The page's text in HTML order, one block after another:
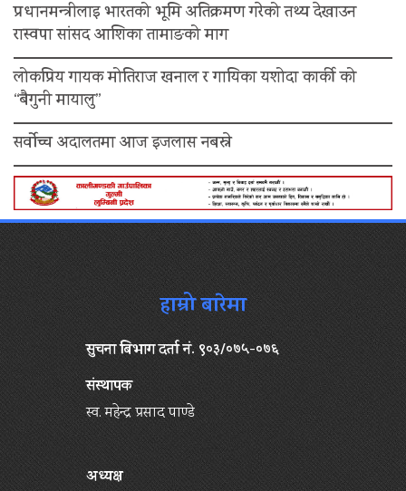
प्रधानमन्त्रीलाइ भारतको भूमि अतिक्रमण गरेको तथ्य देखाउन
रास्वपा सांसद आशिका तामाङको माग
लोकप्रिय गायक मोतिराज खनाल र गायिका यशोदा कार्की को
“बैगुनी मायालु”
सर्वोच्च अदालतमा आज इजलास नबस्ने
हाम्रो बारेमा
सुचना बिभाग दर्ता नं. ९०३/०७५-०७६
संस्थापक
स्व. महेन्द्र प्रसाद पाण्डे
अध्यक्ष